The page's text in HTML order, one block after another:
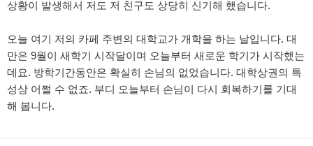
상황이 발생해서 저도 저 친구도 상당히 신기해 했습니다.
오늘 여기 저의 카페 주변의 대학교가 개학을 하는 날입니다. 대
만은 9월이 새학기 시작달이며 오늘부터 새로운 학기가 시작했는
데요. 방학기간동안은 확실히 손님의 없었습니다. 대학상권의 특
성상 어쩔 수 없죠. 부디 오늘부터 손님이 다시 회복하기를 기대
해 봅니다.